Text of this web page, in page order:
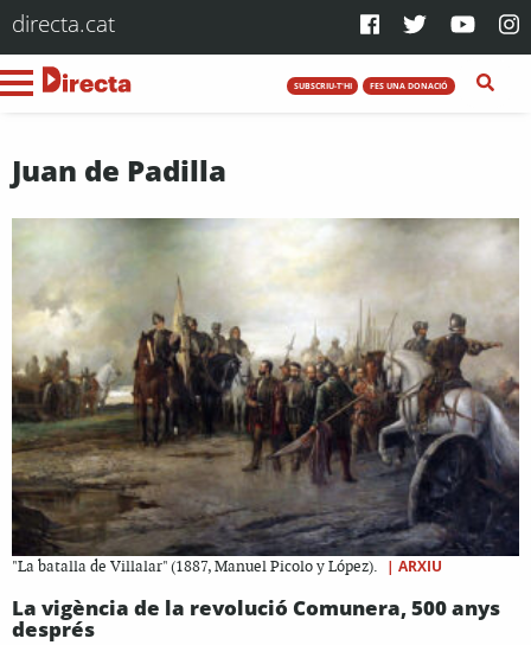
directa.cat
SUBSCRIU-T'HI FES UNA DONACIÓ
Juan de Padilla
"La batalla de Villalar" (1887, Manuel Picolo y López). | ARXIU
La vigència de la revolució Comunera, 500 anys
després